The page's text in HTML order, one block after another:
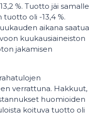
%. Tuotto jäi samalle
oli -13,4 %.
aikana saatua
kuukausiaineiston
jakamisen
verrattuna. Hakkuut,
huomioiden
koituva tuotto oli